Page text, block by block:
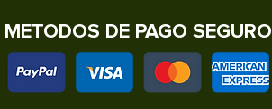
METODOS DE PAGO SEGURO